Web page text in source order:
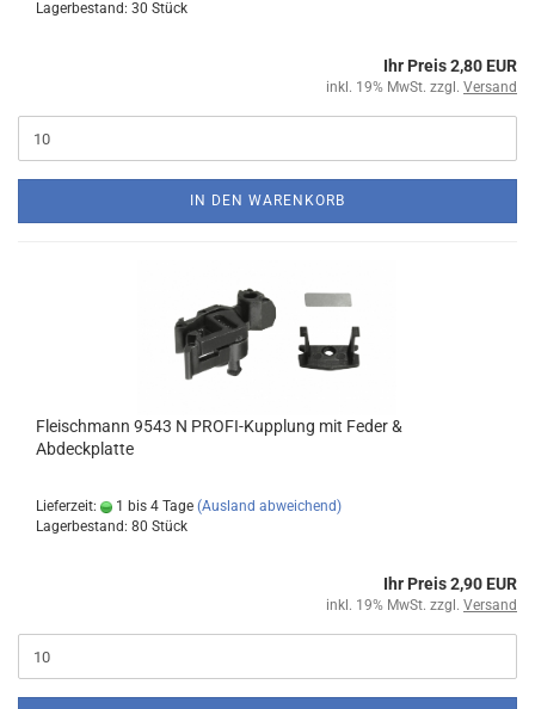
Lagerbestand: 30 Stück
Ihr Preis 2,80 EUR
inkl. 19% MwSt. zzgl. Versand
IN DEN WARENKORB
Fleischmann 9543 N PROFI-Kupplung mit Feder &
Abdeckplatte
Lieferzeit: 1 bis 4 Tage (Ausland abweichend)
Lagerbestand: 80 Stück
Ihr Preis 2,90 EUR
inkl. 19% MwSt. zzgl. Versand